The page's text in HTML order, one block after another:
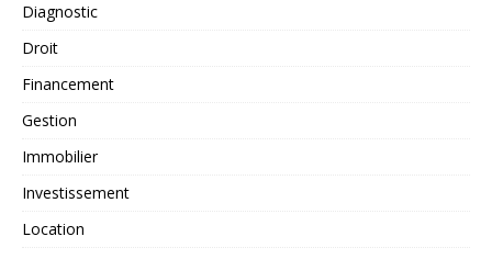
Diagnostic
Droit
Financement
Gestion
Immobilier
Investissement
Location